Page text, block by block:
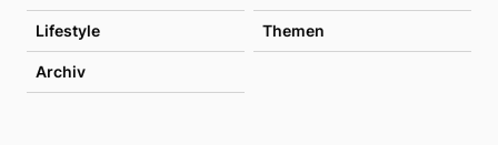
Lifestyle Themen
Archiv